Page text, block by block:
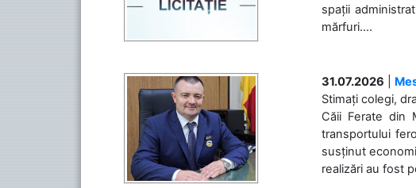
spații
mărfuri....
31.07.2026
Stimați colegi,
Căii Ferate din
transportului
susținut
realizări au fost